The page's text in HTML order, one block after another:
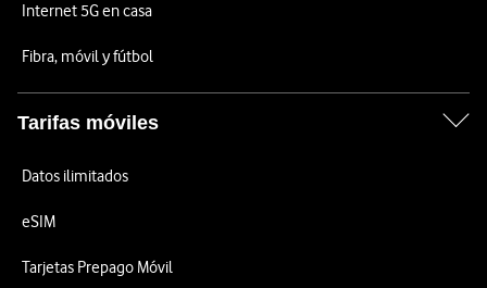
Internet 5G en casa
Fibra, móvil y fútbol
Tarifas móviles
Datos ilimitados
eSIM
Tarjetas Prepago Móvil